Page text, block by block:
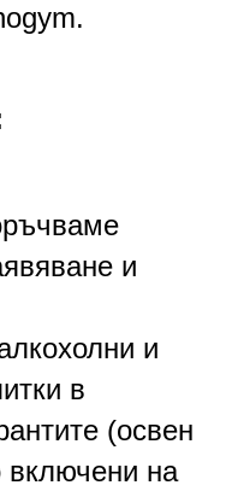
и
и
в
(освен
включени на